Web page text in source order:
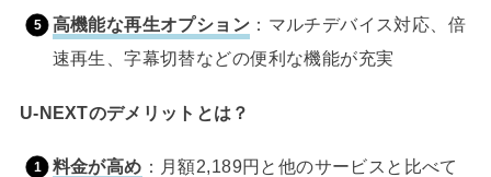
高機能な再生オプション ：マルチデバイス対応、倍
速再生、字幕切替などの便利な機能が充実
U-NEXTのデメリットとは？
料金が高め ：月額2,189円と他のサービスと比べて